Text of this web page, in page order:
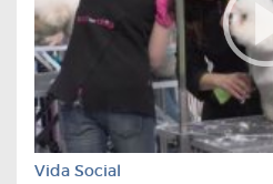
Vida Social